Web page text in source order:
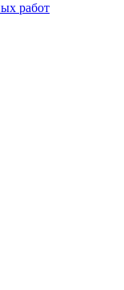
работ